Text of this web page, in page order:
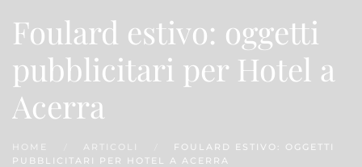
Foulard estivo: oggetti
pubblicitari per Hotel a
Acerra
HOME ARTICOLI
FOULARD ESTIVO: OGGETTI
PUBBLICITARI PER HOTEL A ACERRA